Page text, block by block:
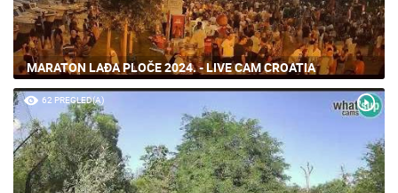
MARATON LAĐA PLOČE 2024. - LIVE CAM CROATIA
62 PREGLED(A)